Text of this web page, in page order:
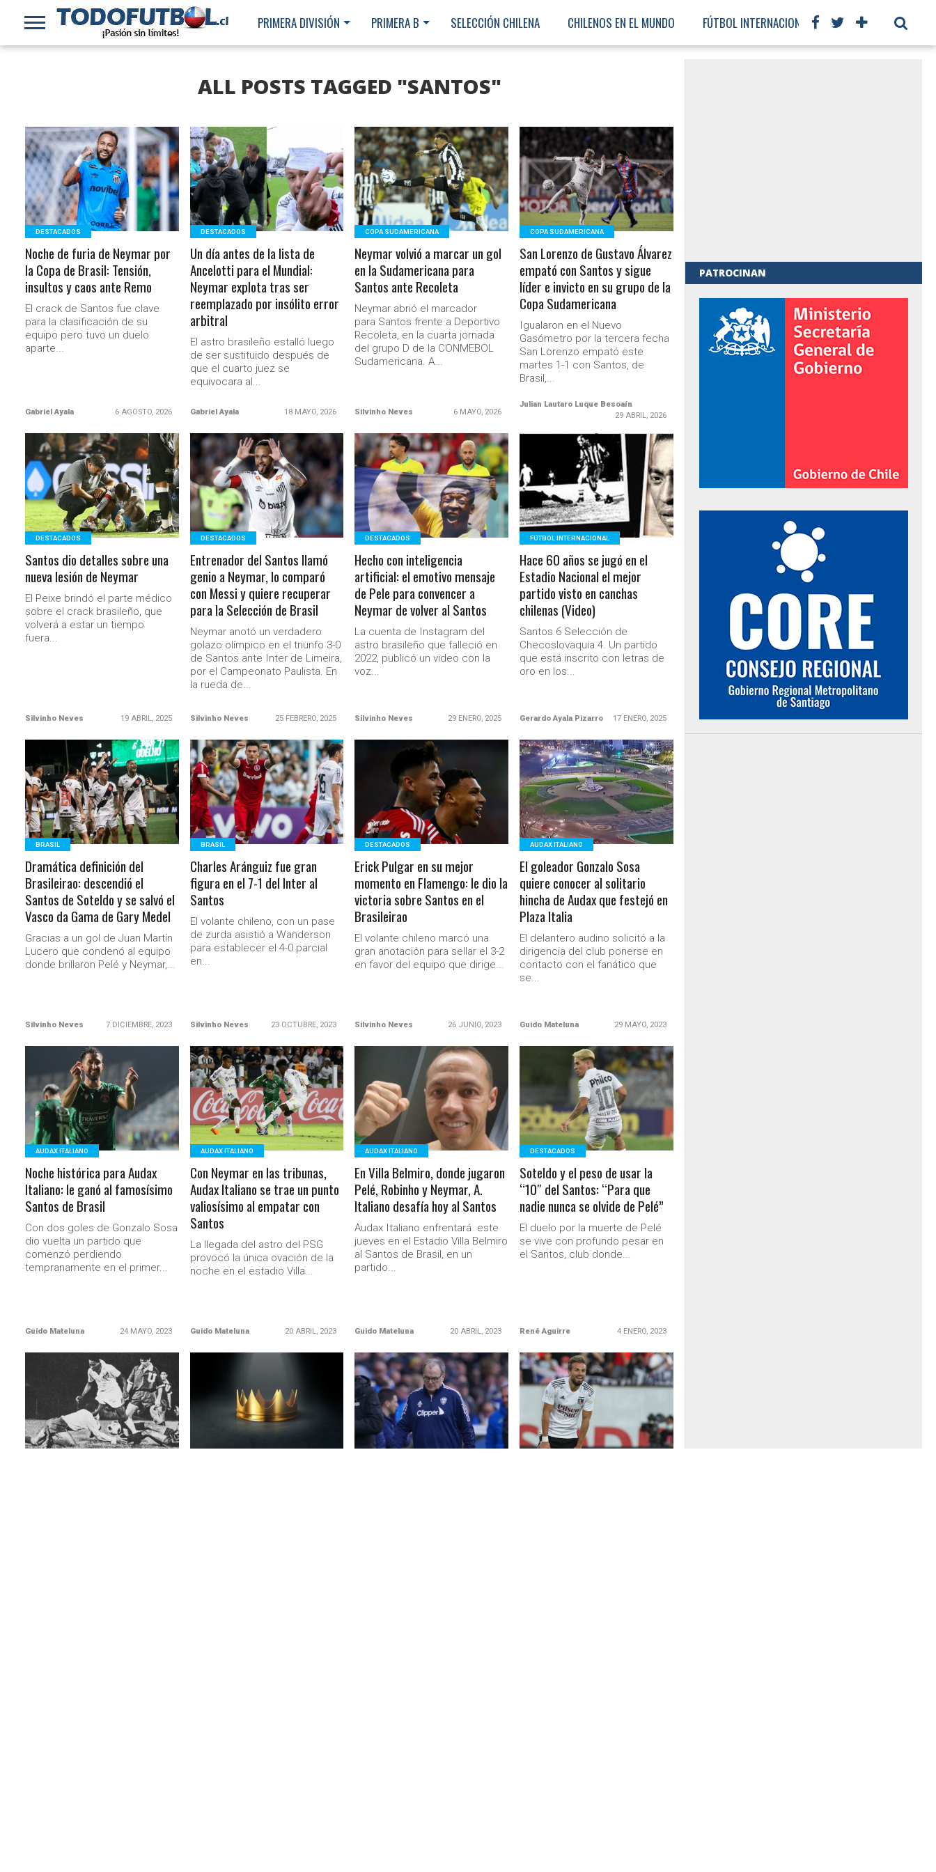
PRIMERA DIVISIÓN PRIMERA B SELECCIÓN CHILENA CHILENOS EN EL MUNDO FÚTBOL INTERNACIONAL
ALL POSTS TAGGED "SANTOS"
LEER MÁS
DESTACADOS
Noche de furia de Neymar por
la Copa de Brasil: Tensión,
insultos y caos ante Remo
El crack de Santos fue clave
para la clasificación de su
equipo pero tuvo un duelo
aparte...
Gabriel Ayala 6 AGOSTO, 2026
LEER MÁS
DESTACADOS
Un día antes de la lista de
Ancelotti para el Mundial:
Neymar explota tras ser
reemplazado por insólito error
arbitral
El astro brasileño estalló luego
de ser sustituido después de
que el cuarto juez se
equivocara al...
Gabriel Ayala 18 MAYO, 2026
LEER MÁS
COPA SUDAMERICANA
Neymar volvió a marcar un gol
en la Sudamericana para
Santos ante Recoleta
Neymar abrió el marcador
para Santos frente a Deportivo
Recoleta, en la cuarta jornada
del grupo D de la CONMEBOL
Sudamericana. A...
Silvinho Neves 6 MAYO, 2026
LEER MÁS
COPA SUDAMERICANA
San Lorenzo de Gustavo Álvarez
empató con Santos y sigue
líder e invicto en su grupo de la
Copa Sudamericana
Igualaron en el Nuevo
Gasómetro por la tercera fecha
San Lorenzo empató este
martes 1-1 con Santos, de
Brasil,...
Julian Lautaro Luque Besoaín
29 ABRIL, 2026
LEER MÁS
DESTACADOS
Santos dio detalles sobre una
nueva lesión de Neymar
El Peixe brindó el parte médico
sobre el crack brasileño, que
volverá a estar un tiempo
fuera...
Silvinho Neves 19 ABRIL, 2025
LEER MÁS
DESTACADOS
Entrenador del Santos llamó
genio a Neymar, lo comparó
con Messi y quiere recuperar
para la Selección de Brasil
Neymar anotó un verdadero
golazo olímpico en el triunfo 3-0
de Santos ante Inter de Limeira,
por el Campeonato Paulista. En
la rueda de...
Silvinho Neves 25 FEBRERO, 2025
LEER MÁS
DESTACADOS
Hecho con inteligencia
artificial: el emotivo mensaje
de Pele para convencer a
Neymar de volver al Santos
La cuenta de Instagram del
astro brasileño que falleció en
2022, publicó un video con la
voz...
Silvinho Neves 29 ENERO, 2025
LEER MÁS
FÚTBOL INTERNACIONAL
Hace 60 años se jugó en el
Estadio Nacional el mejor
partido visto en canchas
chilenas (Video)
Santos 6 Selección de
Checoslovaquia 4. Un partido
que está inscrito con letras de
oro en los...
Gerardo Ayala Pizarro 17 ENERO, 2025
LEER MÁS
BRASIL
Dramática definición del
Brasileirao: descendió el
Santos de Soteldo y se salvó el
Vasco da Gama de Gary Medel
Gracias a un gol de Juan Martín
Lucero que condenó al equipo
donde brillaron Pelé y Neymar,...
Silvinho Neves 7 DICIEMBRE, 2023
LEER MÁS
BRASIL
Charles Aránguiz fue gran
figura en el 7-1 del Inter al
Santos
El volante chileno, con un pase
de zurda asistió a Wanderson
para establecer el 4-0 parcial
en...
Silvinho Neves 23 OCTUBRE, 2023
LEER MÁS
DESTACADOS
Erick Pulgar en su mejor
momento en Flamengo: le dio la
victoria sobre Santos en el
Brasileirao
El volante chileno marcó una
gran anotación para sellar el 3-2
en favor del equipo que dirige...
Silvinho Neves 26 JUNIO, 2023
LEER MÁS
AUDAX ITALIANO
El goleador Gonzalo Sosa
quiere conocer al solitario
hincha de Audax que festejó en
Plaza Italia
El delantero audino solicitó a la
dirigencia del club ponerse en
contacto con el fanático que
se...
Guido Mateluna 29 MAYO, 2023
LEER MÁS
AUDAX ITALIANO
Noche histórica para Audax
Italiano: le ganó al famosísimo
Santos de Brasil
Con dos goles de Gonzalo Sosa
dio vuelta un partido que
comenzó perdiendo
tempranamente en el primer...
Guido Mateluna 24 MAYO, 2023
LEER MÁS
AUDAX ITALIANO
Con Neymar en las tribunas,
Audax Italiano se trae un punto
valiosísimo al empatar con
Santos
La llegada del astro del PSG
provocó la única ovación de la
noche en el estadio Villa...
Guido Mateluna 20 ABRIL, 2023
LEER MÁS
AUDAX ITALIANO
En Villa Belmiro, donde jugaron
Pelé, Robinho y Neymar, A.
Italiano desafía hoy al Santos
Audax Italiano enfrentará este
jueves en el Estadio Villa Belmiro
al Santos de Brasil, en un
partido...
Guido Mateluna 20 ABRIL, 2023
LEER MÁS
DESTACADOS
Soteldo y el peso de usar la
“10″ del Santos: “Para que
nadie nunca se olvide de Pelé”
El duelo por la muerte de Pelé
se vive con profundo pesar en
el Santos, club donde...
René Aguirre 4 ENERO, 2023
LEER MÁS LEER MÁS LEER MÁS LEER MÁS
PATROCINAN
Ministerio Secretaría General de Gobierno
Ministerio Secretaría General de Gobierno